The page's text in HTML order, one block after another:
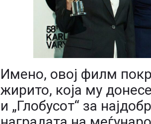
Имено, овој филм
жирито, која му
и „Глобусот“ за